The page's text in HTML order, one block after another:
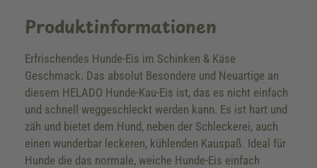
Produktinformationen
Erfrischendes Hunde-Eis im Schinken & Käse
Geschmack. Das absolut Besondere und Neuartige an
diesem HELADO Hunde-Kau-Eis ist, das es nicht einfach
und schnell weggeschleckt werden kann. Es ist hart und
zäh und bietet dem Hund, neben der Schleckerei, auch
einen wunderbar leckeren, kühlenden Kauspaß. Ideal für
Hunde die das normale, weiche Hunde-Eis einfach